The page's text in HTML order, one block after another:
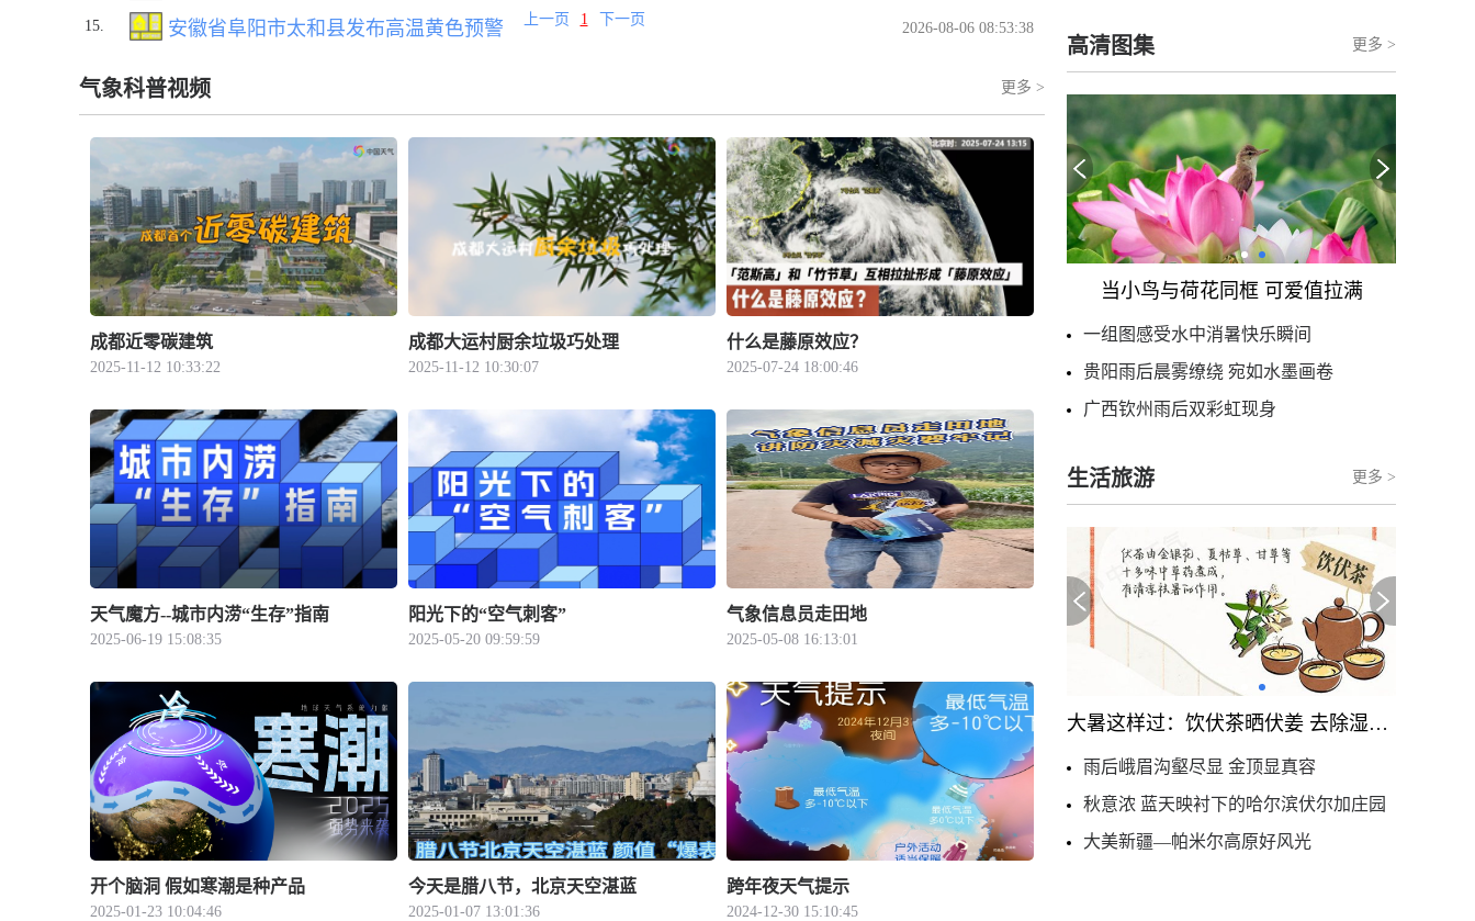
15. 安徽省阜阳市太和县发布高温黄色预警 2026-08-06 08:53:38
上一页 1 下一页
气象科普视频 更多 >
成都近零碳建筑
2025-11-12 10:33:22
成都大运村厨余垃圾巧处理
2025-11-12 10:30:07
什么是藤原效应？
2025-07-24 18:00:46
天气魔方--城市内涝“生存”指南
2025-06-19 15:08:35
阳光下的“空气刺客”
2025-05-20 09:59:59
气象信息员走田地
2025-05-08 16:13:01
开个脑洞 假如寒潮是种产品
2025-01-23 10:04:46
今天是腊八节，北京天空湛蓝
2025-01-07 13:01:36
跨年夜天气提示
2024-12-30 15:10:45
高清图集 更多 >
当小鸟与荷花同框 可爱值拉满
一组图感受水中消暑快乐瞬间
贵阳雨后晨雾缭绕 宛如水墨画卷
广西钦州雨后双彩虹现身
生活旅游 更多 >
大暑这样过：饮伏茶晒伏姜 去除湿热保健康
雨后峨眉沟壑尽显 金顶显真容
秋意浓 蓝天映衬下的哈尔滨伏尔加庄园
大美新疆—帕米尔高原好风光